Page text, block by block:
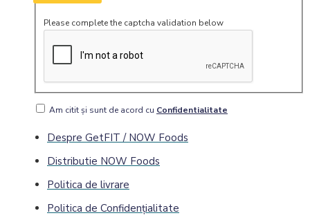
Please complete the captcha validation below
Am citit şi sunt de acord cu Confidentialitate
Despre GetFIT / NOW Foods
Distributie NOW Foods
Politica de livrare
Politica de Confidenţialitate